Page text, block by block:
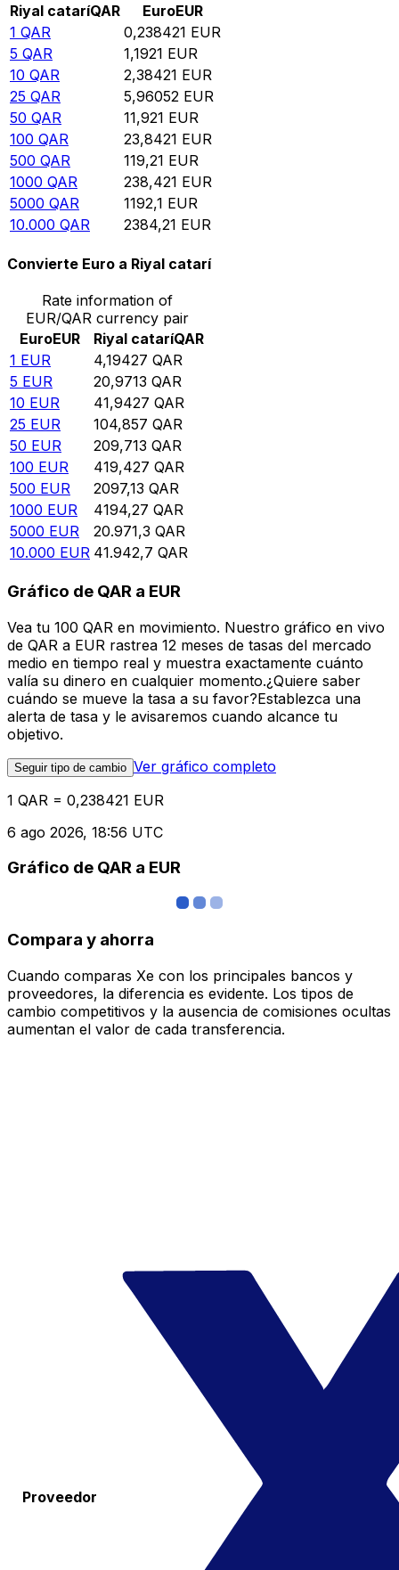
Riyal cataríQAR EuroEUR
1 QAR 0,238421 EUR
5 QAR 1,1921 EUR
10 QAR 2,38421 EUR
25 QAR 5,96052 EUR
50 QAR 11,921 EUR
100 QAR 23,8421 EUR
500 QAR 119,21 EUR
1000 QAR 238,421 EUR
5000 QAR 1192,1 EUR
10.000 QAR 2384,21 EUR
Convierte Euro a Riyal catarí
Rate information of
EUR/QAR currency pair
EuroEUR Riyal cataríQAR
1 EUR 4,19427 QAR
5 EUR 20,9713 QAR
10 EUR 41,9427 QAR
25 EUR 104,857 QAR
50 EUR 209,713 QAR
100 EUR 419,427 QAR
500 EUR 2097,13 QAR
1000 EUR 4194,27 QAR
5000 EUR 20.971,3 QAR
10.000 EUR 41.942,7 QAR
Gráfico de QAR a EUR
Vea tu 100 QAR en movimiento. Nuestro gráfico en vivo
de QAR a EUR rastrea 12 meses de tasas del mercado
medio en tiempo real y muestra exactamente cuánto
valía su dinero en cualquier momento.¿Quiere saber
cuándo se mueve la tasa a su favor?Establezca una
alerta de tasa y le avisaremos cuando alcance tu
objetivo.
Seguir tipo de cambio Ver gráfico completo
1 QAR = 0,238421 EUR
6 ago 2026, 18:56 UTC
Gráfico de QAR a EUR
Compara y ahorra
Cuando comparas Xe con los principales bancos y
proveedores, la diferencia es evidente. Los tipos de
cambio competitivos y la ausencia de comisiones ocultas
aumentan el valor de cada transferencia.
Proveedor